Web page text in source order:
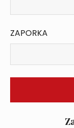
ZAPORKA